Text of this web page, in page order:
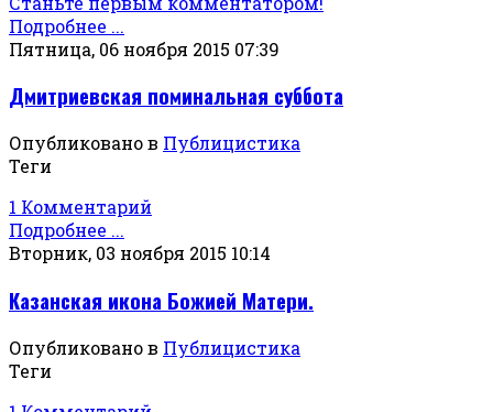
Подробнее ...
Пятница, 06 ноября 2015 07:39
Дмитриевская поминальная суббота
Опубликовано в Публицистика
Теги
1 Комментарий
Подробнее ...
Вторник, 03 ноября 2015 10:14
Казанская икона Божией Матери.
Опубликовано в Публицистика
Теги